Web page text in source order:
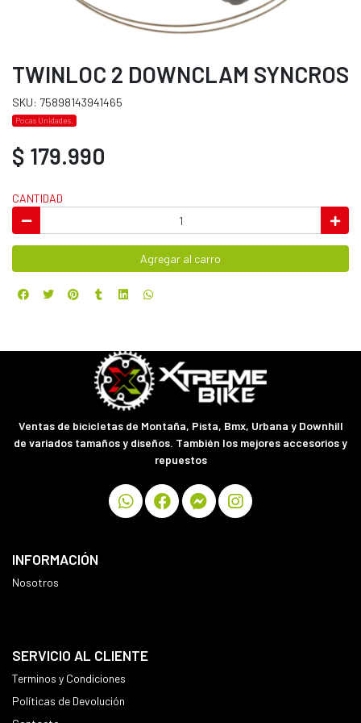
TWINLOC 2 DOWNCLAM SYNCROS
SKU: 75898143941465
Pocas Unidades.
$ 179.990
CANTIDAD
Agregar al carro
Ventas de bicicletas de Montaña, Pista, Bmx, Urbana y Downhill
de variados tamaños y diseños. También los mejores accesorios y
repuestos
INFORMACIÓN
Nosotros
SERVICIO AL CLIENTE
Terminos y Condiciones
Políticas de Devolución